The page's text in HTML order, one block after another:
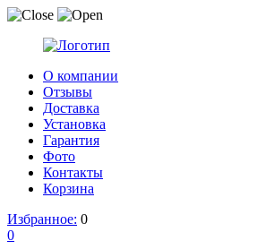
О компании
Отзывы
Доставка
Установка
Гарантия
Фото
Контакты
Корзина
Избранное: 0
0